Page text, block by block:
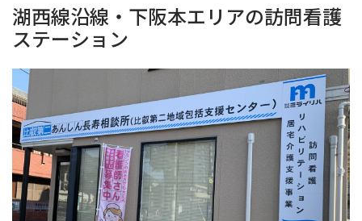
湖西線沿線・下阪本エリアの訪問看護
ステーション